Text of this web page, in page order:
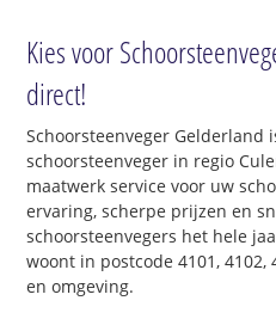
Kies voor
direct!
Schoorsteenveger Gelderland
schoorsteenveger in regio
maatwerk service voor uw
ervaring, scherpe prijzen en
schoorsteenvegers het hele
woont in postcode 4101, 4102,
en omgeving.